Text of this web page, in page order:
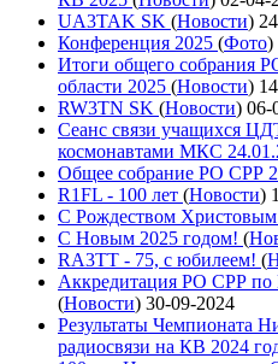
UA3TAK SK (Новости)
Конференция 2025 (Фото)
Итоги общего собрания
области 2025 (Новости)
RW3TN SK (Новости) 06-
Сеанс связи учащихся
космонавтами МКС
Общее собрание РО СРР
R1FL - 100 лет (Новости)
С Рождеством
С Новым 2025 годом! (
RA3TT - 75, с юбилеем! (
Аккредитация РО СРР по
(Новости) 30-09-2024
Результаты Чемпионата
радиосвязи на КВ 2024